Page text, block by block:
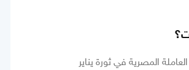
المصرية في ثورة يناير